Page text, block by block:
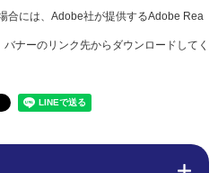
合には、Adobe社が提供するAdobe Rea
ナーのリンク先からダウンロードしてく